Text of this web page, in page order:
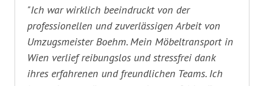
"Ich war wirklich beeindruckt von der
professionellen und zuverlässigen Arbeit von
Umzugsmeister Boehm. Mein Möbeltransport in
Wien verlief reibungslos und stressfrei dank
ihres erfahrenen und freundlichen Teams. Ich